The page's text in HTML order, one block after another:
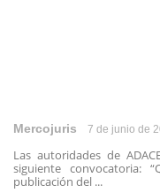
Mercojuris 7 de junio de
Las autoridades de
siguiente convocatoria:
publicación del ...